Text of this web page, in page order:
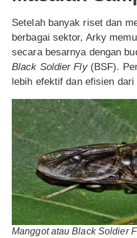
Setelah banyak riset dan
berbagai sektor, Arky
secara besarnya dengan
Black Soldier Fly(BSF).
lebih efektif dan efisien
Manggot atau Black Soldier